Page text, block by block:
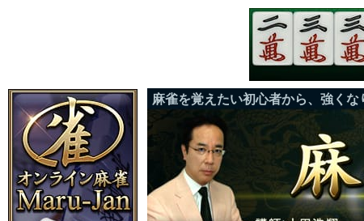
麻雀を覚えたい初心者から、強く